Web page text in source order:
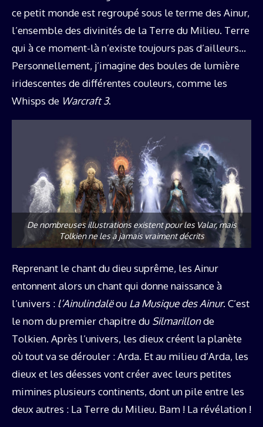
ce petit monde est regroupé sous le terme des Ainur,
l’ensemble des divinités de la Terre du Milieu. Terre
qui à ce moment-là n’existe toujours pas d’ailleurs…
Personnellement, j’imagine des boules de lumière
iridescentes de différentes couleurs, comme les
Whisps de Warcraft 3.
De nombreuses illustrations existent pour les Valar, mais
Tolkien ne les a jamais vraiment décrits
Reprenant le chant du dieu suprême, les Ainur
entonnent alors un chant qui donne naissance à
l’univers : l’Ainulindalëou La Musique des Ainur. C’est
le nom du premier chapitre du Silmarillonde
Tolkien. Après l’univers, les dieux créent la planète
où tout va se dérouler : Arda. Et au milieu d’Arda, les
dieux et les déesses vont créer avec leurs petites
mimines plusieurs continents, dont un pile entre les
deux autres : La Terre du Milieu. Bam ! La révélation !